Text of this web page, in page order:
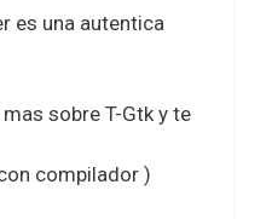
es una autentica
sobre T-Gtk y te
compilador )